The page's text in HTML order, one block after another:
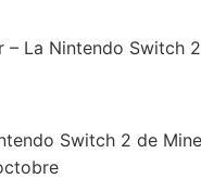
– La Nintendo Switch
Switch 2 de